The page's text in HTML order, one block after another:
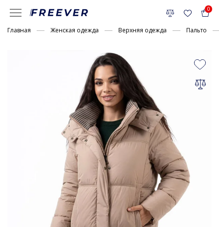
0
Главная Женская одежда Верхняя одежда Пальто